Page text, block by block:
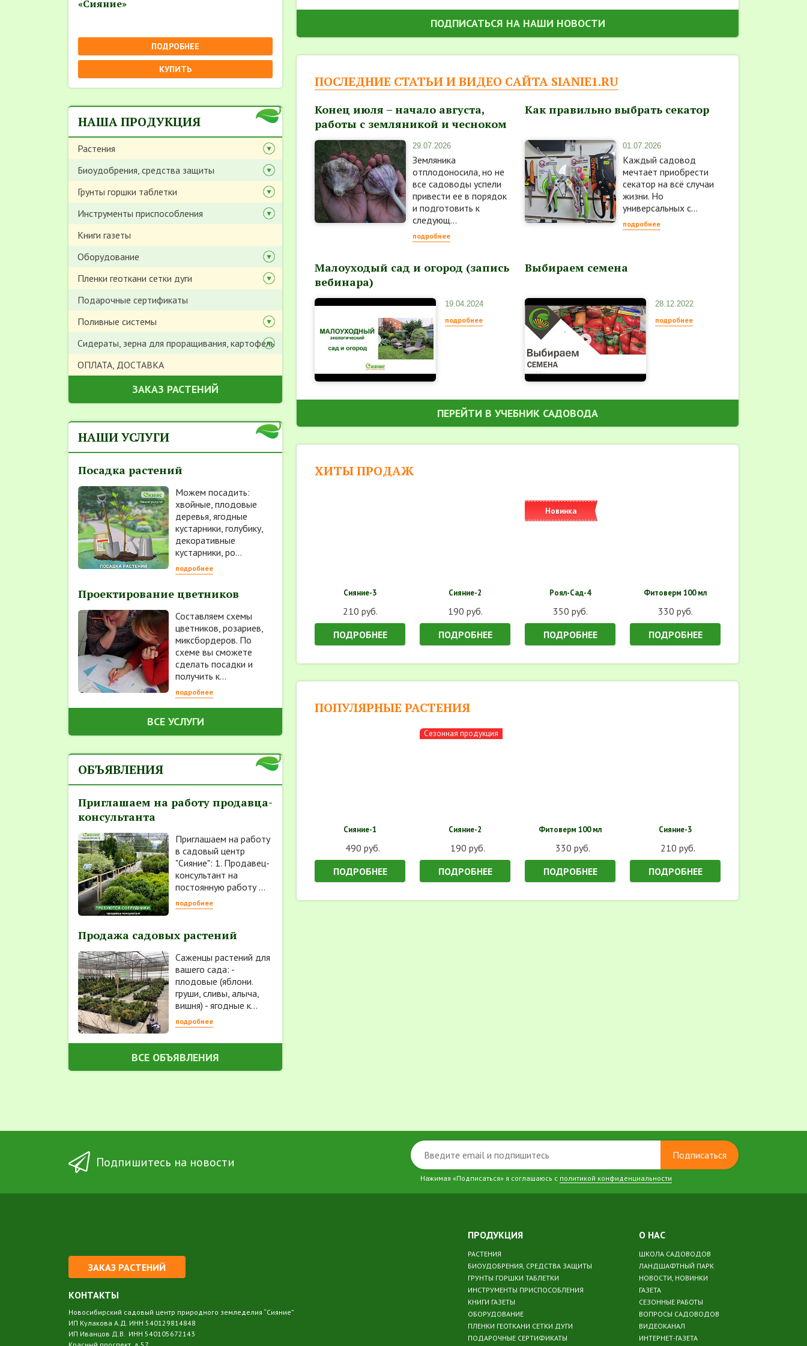
«Сияние»
ПОДРОБНЕЕ
КУПИТЬ
НАША ПРОДУКЦИЯ
Растения
Биоудобрения, средства защиты
Грунты горшки таблетки
Инструменты приспособления
Книги газеты
Оборудование
Пленки геоткани сетки дуги
Подарочные сертификаты
Поливные системы
Сидераты, зерна для проращивания, картофель
ОПЛАТА, ДОСТАВКА
ЗАКАЗ РАСТЕНИЙ
НАШИ УСЛУГИ
Посадка растений
Можем посадить:
хвойные, плодовые
деревья, ягодные
кустарники, голубику,
декоративные
кустарники, ро...
подробнее
Проектирование цветников
Составляем схемы
цветников, розариев,
миксбордеров. По
схеме вы сможете
сделать посадки и
получить к...
подробнее
ВСЕ УСЛУГИ
ОБЪЯВЛЕНИЯ
Приглашаем на работу продавца-
консультанта
Приглашаем на работу
в садовый центр
"Сияние": 1. Продавец-
консультант на
постоянную работу ...
подробнее
Продажа садовых растений
Саженцы растений для
вашего сада: -
плодовые (яблони.
груши, сливы, алыча,
вишня) - ягодные к...
подробнее
ВСЕ ОБЪЯВЛЕНИЯ
ПОДПИСАТЬСЯ НА НАШИ НОВОСТИ
ПОСЛЕДНИЕ СТАТЬИ И ВИДЕО САЙТА SIANIE1.RU
Конец июля – начало августа,
работы с земляникой и чесноком
29.07.2026
Земляника
отплодоносила, но не
все садоводы успели
привести ее в порядок
и подготовить к
следующ...
подробнее
Как правильно выбрать секатор
01.07.2026
Каждый садовод
мечтает приобрести
секатор на всё случаи
жизни. Но
универсальных с...
подробнее
Малоуходый сад и огород (запись
вебинара)
19.04.2024
подробнее
Выбираем семена
28.12.2022
подробнее
ПЕРЕЙТИ В УЧЕБНИК САДОВОДА
ХИТЫ ПРОДАЖ
Сияние-3
210 руб.
ПОДРОБНЕЕ
Сияние-2
190 руб.
ПОДРОБНЕЕ
Новинка
Роял-Сад-4
350 руб.
ПОДРОБНЕЕ
Фитоверм 100 мл
330 руб.
ПОДРОБНЕЕ
ПОПУЛЯРНЫЕ РАСТЕНИЯ
Сияние-1
490 руб.
ПОДРОБНЕЕ
Сезонная продукция
Сияние-2
190 руб.
ПОДРОБНЕЕ
Фитоверм 100 мл
330 руб.
ПОДРОБНЕЕ
Сияние-3
210 руб.
ПОДРОБНЕЕ
Подпишитесь на новости Подписаться
Нажимая «Подписаться» я соглашаюсь с политикой конфиденциальности
ЗАКАЗ РАСТЕНИЙ
КОНТАКТЫ
Новосибирский садовый центр природного земледелия “Сияние”
ИП Кулакова А.Д. ИНН 540129814848
ИП Иванцов Д.В. ИНН 540105672143
ПРОДУКЦИЯ
РАСТЕНИЯ
БИОУДОБРЕНИЯ, СРЕДСТВА ЗАЩИТЫ
ГРУНТЫ ГОРШКИ ТАБЛЕТКИ
ИНСТРУМЕНТЫ ПРИСПОСОБЛЕНИЯ
КНИГИ ГАЗЕТЫ
ОБОРУДОВАНИЕ
ПЛЕНКИ ГЕОТКАНИ СЕТКИ ДУГИ
ПОДАРОЧНЫЕ СЕРТИФИКАТЫ
О НАС
ШКОЛА САДОВОДОВ
ЛАНДШАФТНЫЙ ПАРК
НОВОСТИ, НОВИНКИ
ГАЗЕТА
СЕЗОННЫЕ РАБОТЫ
ВОПРОСЫ САДОВОДОВ
ВИДЕОКАНАЛ
ИНТЕРНЕТ-ГАЗЕТА